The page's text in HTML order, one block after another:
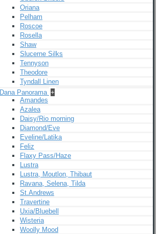
Oriana
Pelham
Roscoe
Rosella
Shaw
Slucerne Silks
Tennyson
Theodore
Tyndall Linen
Dana Panorama +
Amandes
Azalea
Daisy/Rio morning
Diamond/Eve
Eveline/Latika
Feliz
Flaxy Pass/Haze
Lustra
Lustra, Moutlon, Thibaut
Ravana, Selena, Tilda
St.Andrews
Travertine
Uxia/Bluebell
Wisteria
Woolly Mood